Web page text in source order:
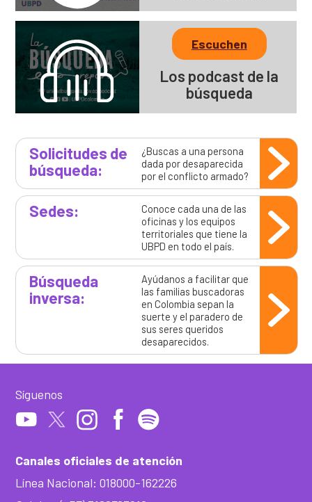
Escuchen
Los podcast de la
búsqueda
Solicitudes de
búsqueda:
¿Buscas a una persona
dada por desaparecida
por el conflicto armado?
Sedes:
Conoce cada una de las
oficinas y los equipos
territoriales que tiene la
UBPD en todo el país.
Búsqueda
inversa:
Ayúdanos a facilitar que
las familias buscadoras
en Colombia sepan la
suerte y el paradero de
sus seres queridos
desaparecidos.
Canales oficiales de atención
Línea Nacional: 018000-162226
Síguenos